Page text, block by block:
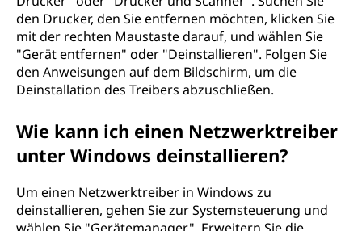
den Drucker, den Sie entfernen möchten, klicken Sie
mit der rechten Maustaste darauf, und wählen Sie
"Gerät entfernen" oder "Deinstallieren". Folgen Sie
den Anweisungen auf dem Bildschirm, um die
Deinstallation des Treibers abzuschließen.
Wie kann ich einen Netzwerktreiber
unter Windows deinstallieren?
Um einen Netzwerktreiber in Windows zu
deinstallieren, gehen Sie zur Systemsteuerung und